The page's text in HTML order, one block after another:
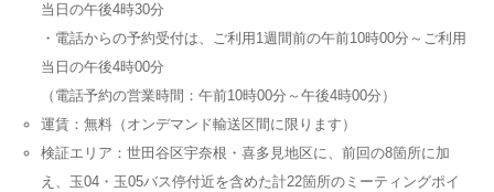
当日の午後4時30分
・電話からの予約受付は、ご利用1週間前の午前10時00分～ご利用
当日の午後4時00分
（電話予約の営業時間：午前10時00分～午後4時00分）
運賃：無料（オンデマンド輸送区間に限ります）
検証エリア：世田谷区宇奈根・喜多見地区に、前回の8箇所に加
え、玉04・玉05バス停付近を含めた計22箇所のミーティングポイ